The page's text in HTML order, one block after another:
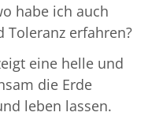
habe ich auch
Toleranz erfahren?
eine helle und
die Erde
leben lassen.